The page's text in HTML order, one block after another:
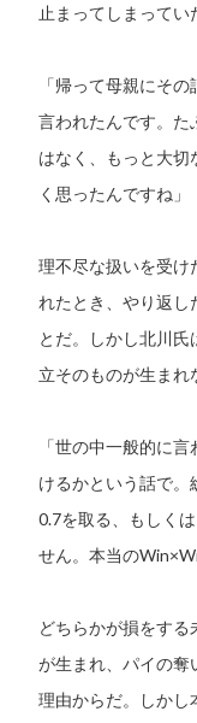
止まってしまってい
「帰って母親にそ
言われたんです。た
はなく、もっと大切
く思ったんですね」
理不尽な扱いを受け
れたとき、やり返し
とだ。しかし北川
立そのものが生まれ
「世の中一般的に
けるかという話で。
0.7を取る、もしく
せん。本当の
どちらかが損をする
が生まれ、パイの奪
理由からだ。しかし